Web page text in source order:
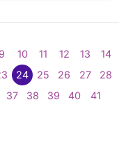
9 10 11 12 13
14
24 25 26 27
28
37 38 39 40 41